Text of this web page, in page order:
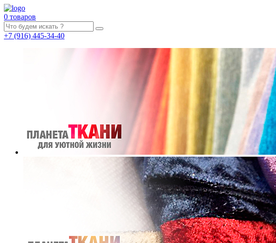
0 товаров
+7 (916) 445-34-40